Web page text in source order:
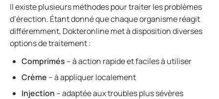
Il existe plusieurs méthodes pour traiter les problèmes
d’érection. Étant donné que chaque organisme réagit
différemment, Dokteronline met à disposition diverses
options de traitement :
Comprimés – à action rapide et faciles à utiliser
Crème – à appliquer localement
Injection – adaptée aux troubles plus sévères